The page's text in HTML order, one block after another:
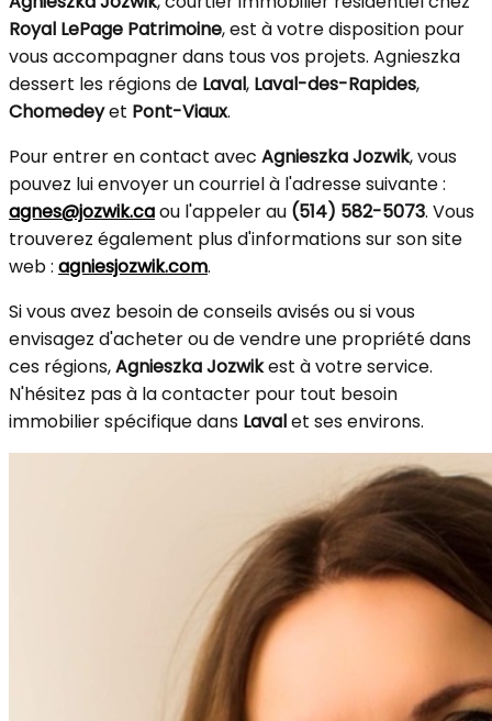
Royal LePage Patrimoine, est à votre disposition pour
vous accompagner dans tous vos projets. Agnieszka
dessert les régions de Laval, Laval-des-Rapides,
Chomedeyet Pont-Viaux.
Pour entrer en contact avec Agnieszka Jozwik, vous
pouvez lui envoyer un courriel à l'adresse suivante :
agnes@jozwik.caou l'appeler au (514) 582-5073. Vous
trouverez également plus d'informations sur son site
web : agniesjozwik.com.
Si vous avez besoin de conseils avisés ou si vous
envisagez d'acheter ou de vendre une propriété dans
ces régions,Agnieszka Jozwikest à votre service.
N'hésitez pas à la contacter pour tout besoin
immobilier spécifique dans Lavalet ses environs.